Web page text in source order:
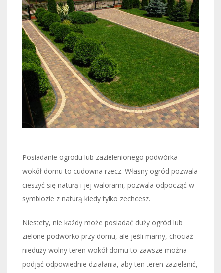
Posiadanie ogrodu lub zazielenionego podwórka
wokół domu to cudowna rzecz. Własny ogród pozwala
cieszyć się naturą i jej walorami, pozwala odpocząć w
symbiozie z naturą kiedy tylko zechcesz.
Niestety, nie każdy może posiadać duży ogród lub
zielone podwórko przy domu, ale jeśli mamy, chociaż
nieduży wolny teren wokół domu to zawsze można
podjąć odpowiednie działania, aby ten teren zazielenić,